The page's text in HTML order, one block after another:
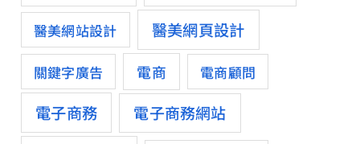
醫美網站設計 醫美網頁設計
關鍵字廣告 電商 電商顧問
電子商務 電子商務網站